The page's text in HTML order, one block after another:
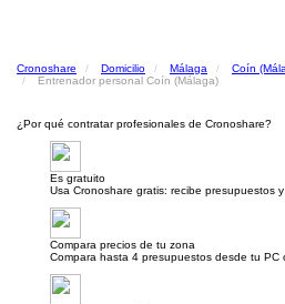
Cronoshare Domicilio Málaga Coín
Entrenador personal Coín (Málaga)
¿Por qué contratar profesionales de Cronoshare?
Es gratuito
Usa Cronoshare gratis: recibe presupuestos
Compara precios de tu zona
Compara hasta 4 presupuestos desde tu PC